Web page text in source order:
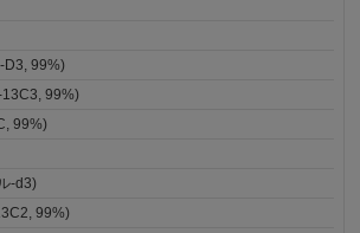
D3, 99%)
13C3, 99%)
99%)
-d3)
99%)